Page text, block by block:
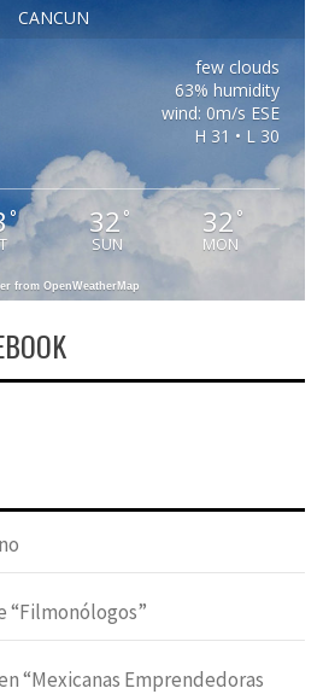
CANCUN
few clouds
63% humidity
wind: 0m/s ESE
H 31 • L 30
° 32 °
SUN
32 °
MON
from OpenWeatherMap
“Filmonólogos”
“Mexicanas Emprendedoras